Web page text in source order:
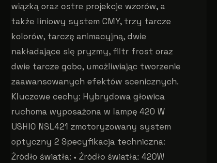
wiązką oraz ostre projekcje wzorów, a
także liniowy system CMY, trzy tarcze
kolorów, tarczę animacyjną, dwie
nakładające się pryzmy, filtr frost oraz
dwie tarcze gobo, umożliwiając tworzenie
zaawansowanych efektów scenicznych.
Kluczowe cechy: Hybrydowa głowica
ruchoma wyposażona w lampę 420 W
USHIO NSL421 zmotoryzowany system
optyczny 2 Specyfikacja techniczna:
Źródło światła: • Źródło światła: 420W